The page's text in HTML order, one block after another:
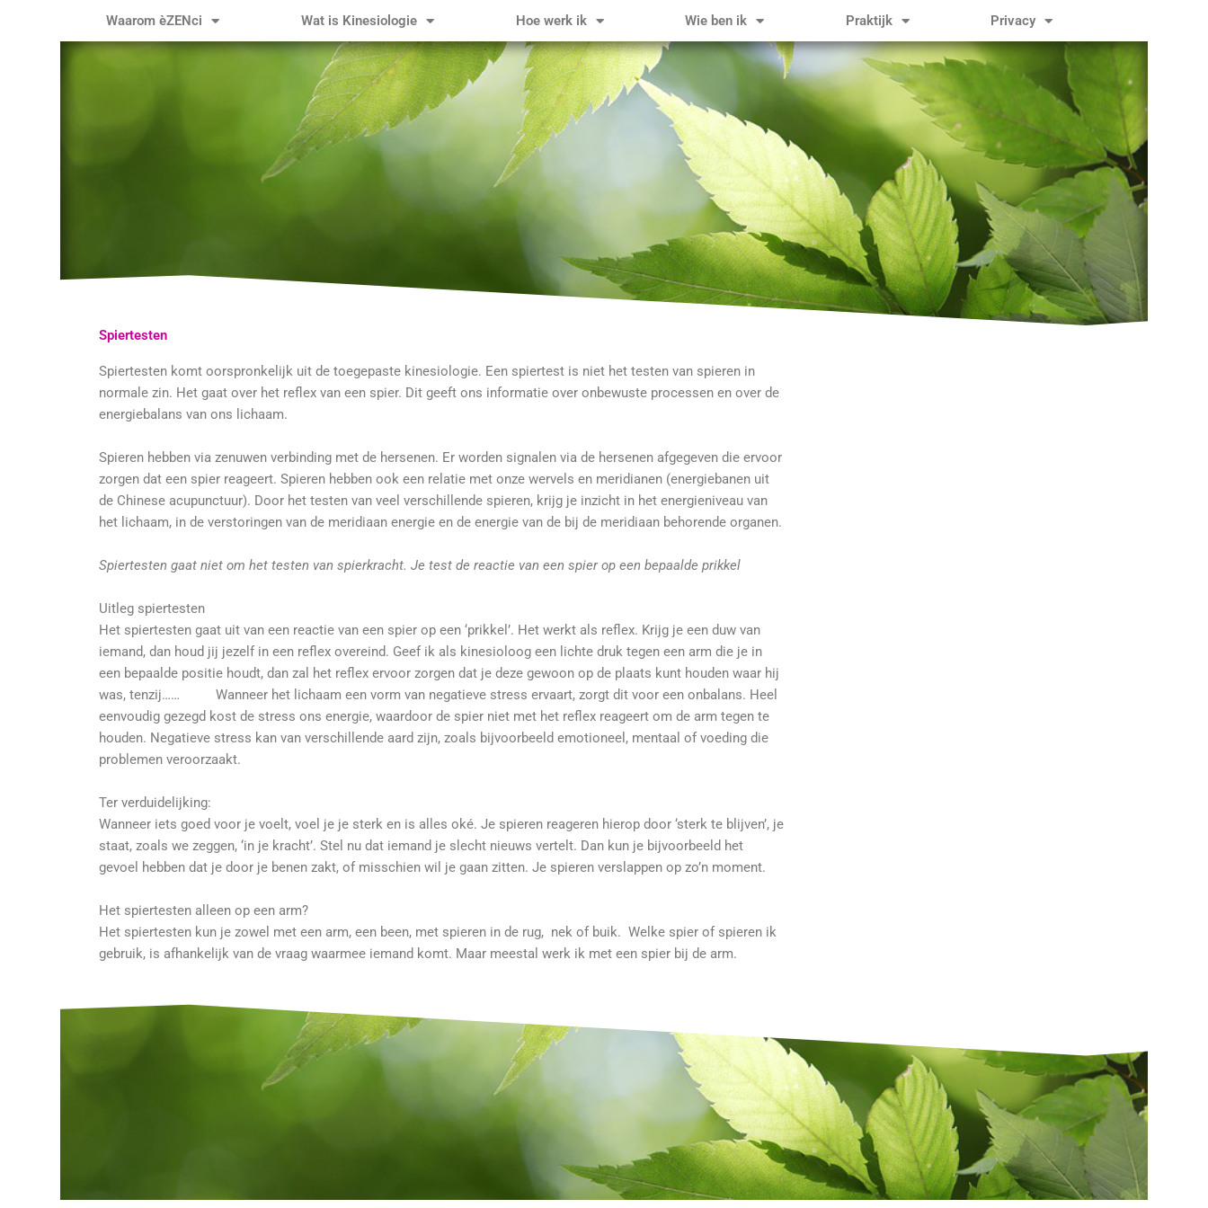
Waarom èZENci Wat is Kinesiologie Hoe werk ik Wie ben ik Praktijk Privacy
Spiertesten
Spiertesten komt oorspronkelijk uit de toegepaste kinesiologie. Een spiertest is niet het testen van spieren in
normale zin. Het gaat over het reflex van een spier. Dit geeft ons informatie over onbewuste processen en over de
energiebalans van ons lichaam.
Spieren hebben via zenuwen verbinding met de hersenen. Er worden signalen via de hersenen afgegeven die ervoor
zorgen dat een spier reageert. Spieren hebben ook een relatie met onze wervels en meridianen (energiebanen uit
de Chinese acupunctuur). Door het testen van veel verschillende spieren, krijg je inzicht in het energieniveau van
het lichaam, in de verstoringen van de meridiaan energie en de energie van de bij de meridiaan behorende organen.
Spiertesten gaat niet om het testen van spierkracht. Je test de reactie van een spier op een bepaalde prikkel
Uitleg spiertesten
Het spiertesten gaat uit van een reactie van een spier op een ‘prikkel’. Het werkt als reflex. Krijg je een duw van
iemand, dan houd jij jezelf in een reflex overeind. Geef ik als kinesioloog een lichte druk tegen een arm die je in
een bepaalde positie houdt, dan zal het reflex ervoor zorgen dat je deze gewoon op de plaats kunt houden waar hij
was, tenzij…… Wanneer het lichaam een vorm van negatieve stress ervaart, zorgt dit voor een onbalans. Heel
eenvoudig gezegd kost de stress ons energie, waardoor de spier niet met het reflex reageert om de arm tegen te
houden. Negatieve stress kan van verschillende aard zijn, zoals bijvoorbeeld emotioneel, mentaal of voeding die
problemen veroorzaakt.
Ter verduidelijking:
Wanneer iets goed voor je voelt, voel je je sterk en is alles oké. Je spieren reageren hierop door ‘sterk te blijven’, je
staat, zoals we zeggen, ‘in je kracht’. Stel nu dat iemand je slecht nieuws vertelt. Dan kun je bijvoorbeeld het
gevoel hebben dat je door je benen zakt, of misschien wil je gaan zitten. Je spieren verslappen op zo’n moment.
Het spiertesten alleen op een arm?
Het spiertesten kun je zowel met een arm, een been, met spieren in de rug, nek of buik. Welke spier of spieren ik
gebruik, is afhankelijk van de vraag waarmee iemand komt. Maar meestal werk ik met een spier bij de arm.